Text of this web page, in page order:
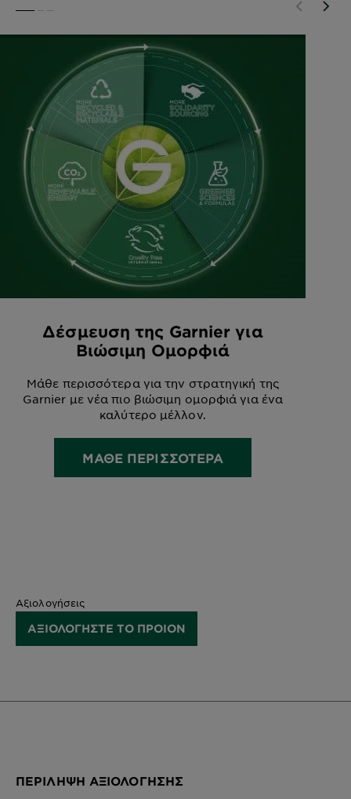
Δέσμευση της Garnier για
Βιώσιμη Ομορφιά
Μάθε περισσότερα για την στρατηγική της
Garnier με νέα πιο βιώσιμη ομορφιά για ένα
καλύτερο μέλλον.
ΜΑΘΕ ΠΕΡΙΣΣΟΤΕΡΑ
Αξιολογήσεις
ΑΞΙΟΛΟΓΗΣΤΕ ΤΟ ΠΡΟΙΟΝ
ΠΕΡΊΛΗΨΗ ΑΞΙΟΛΌΓΗΣΗΣ